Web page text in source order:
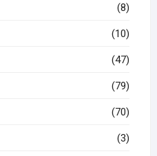
(8)
(10)
(47)
(79)
(70)
(3)